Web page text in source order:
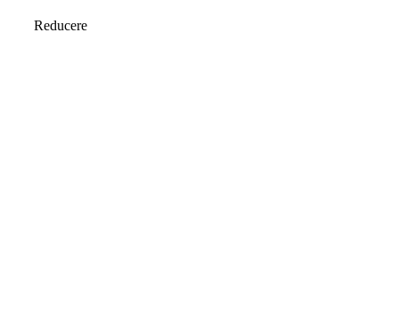
Reducere